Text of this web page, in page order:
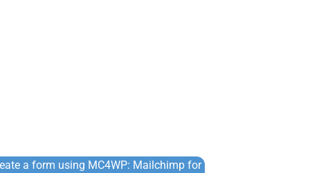
a form using MC4WP: Mailchimp for